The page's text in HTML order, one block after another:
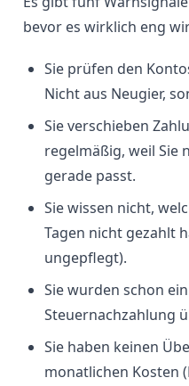
bevor es wirklich eng
Sie prüfen den
Nicht aus Neugier,
Sie verschieben
regelmäßig, weil Sie
gerade passt.
Sie wissen nicht,
Tagen nicht gezahlt
ungepflegt).
Sie wurden schon
Steuernachzahlung
Sie haben keinen
monatlichen Kosten